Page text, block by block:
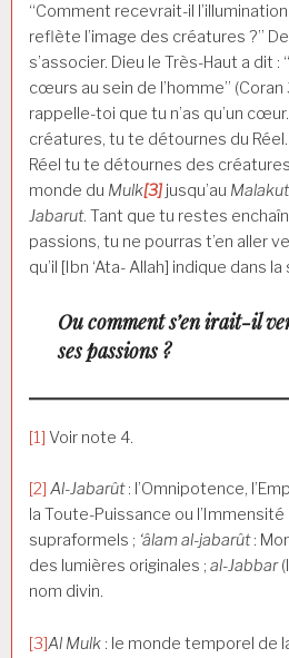
“Comment recevrait-il
reflète l’image des créatures ?”
s’associer. Dieu le Très-Haut a dit :
cœurs au sein de l’homme” (Coran
rappelle-toi que tu n’as qu’un
créatures, tu te détournes du
Réel tu te détournes des
monde du Mulk[3] jusqu’au Malakut
Jabarut. Tant que tu restes
passions, tu ne pourras t’en aller
qu’il [Ibn ‘Ata- Allah] indique dans
Ou comment s’en irait-il
ses passions ?
[1] Voir note 4.
[2] Al-Jabarût: l’Omnipotence,
la Toute-Puissance ou
supraformels ; ‘âlam al-jabarût:
des lumières originales ; al-Jabbar
nom divin.
[3]Al Mulk : le monde temporel de